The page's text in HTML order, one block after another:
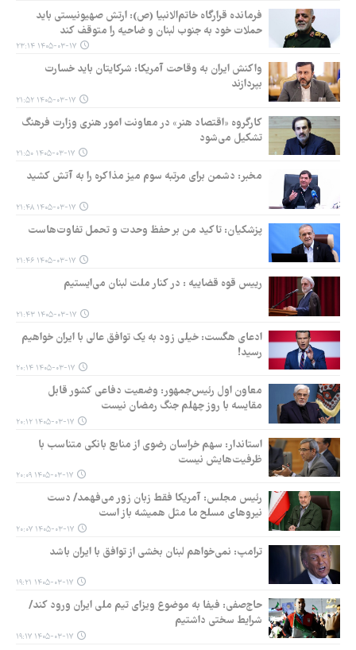
فرمانده قرارگاه خاتم‌الانبیا (ص): ارتش صهیونیستی باید
حملات خود به جنوب لبنان و ضاحیه را متوقف کند
۱۴۰۵-۰۳-۱۷ ۲۳:۱۴
واکنش ایران به وقاحت آمریکا: شرکایتان باید خسارت
بپردازند
۱۴۰۵-۰۳-۱۷ ۲۱:۵۲
کارگروه «اقتصاد هنر» در معاونت امور هنری وزارت فرهنگ
تشکیل می‌شود
۱۴۰۵-۰۳-۱۷ ۲۱:۵۰
مخبر: دشمن برای مرتبه سوم میز مذاکره را به آتش کشید
۱۴۰۵-۰۳-۱۷ ۲۱:۴۸
پزشکیان: تاکید من بر حفظ وحدت و تحمل تفاوت‌هاست
۱۴۰۵-۰۳-۱۷ ۲۱:۴۶
رییس قوه قضاییه : در کنار ملت لبنان می‌ایستیم
۱۴۰۵-۰۳-۱۷ ۲۱:۴۳
ادعای هگست: خیلی زود به یک توافق عالی با ایران خواهیم
رسید!
۱۴۰۵-۰۳-۱۷ ۲۰:۱۴
معاون اول رئیس‌جمهور: وضعیت دفاعی کشور قابل
مقایسه با روز چهلم جنگ رمضان نیست
۱۴۰۵-۰۳-۱۷ ۲۰:۱۲
استاندار: سهم خراسان رضوی از منابع بانکی متناسب با
ظرفیت‌هایش نیست
۱۴۰۵-۰۳-۱۷ ۲۰:۰۹
رئیس مجلس: آمریکا فقط زبان زور می‌فهمد/ دست
نیروهای مسلح ما مثل همیشه باز است
۱۴۰۵-۰۳-۱۷ ۲۰:۰۷
ترامپ: نمی‌خواهم لبنان بخشی از توافق با ایران باشد
۱۴۰۵-۰۳-۱۷ ۱۹:۲۱
حاج‌صفی: فیفا به موضوع ویزای تیم ملی ایران ورود کند/
شرایط سختی داشتیم
۱۴۰۵-۰۳-۱۷ ۱۹:۱۷